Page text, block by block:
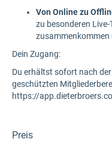
Von Online zu
zu besonderen
zusammenkommen
Dein Zugang:
Du erhältst sofort nach
geschützten
https://
Preis